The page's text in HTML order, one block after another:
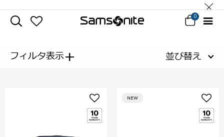
0
フィルタ表示+ 並び替え
NEW